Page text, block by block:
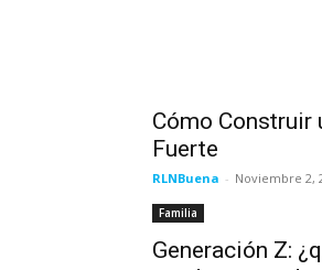
Cómo
Fuerte
RLNBuena - Noviembre 2,
Familia
Generación Z: